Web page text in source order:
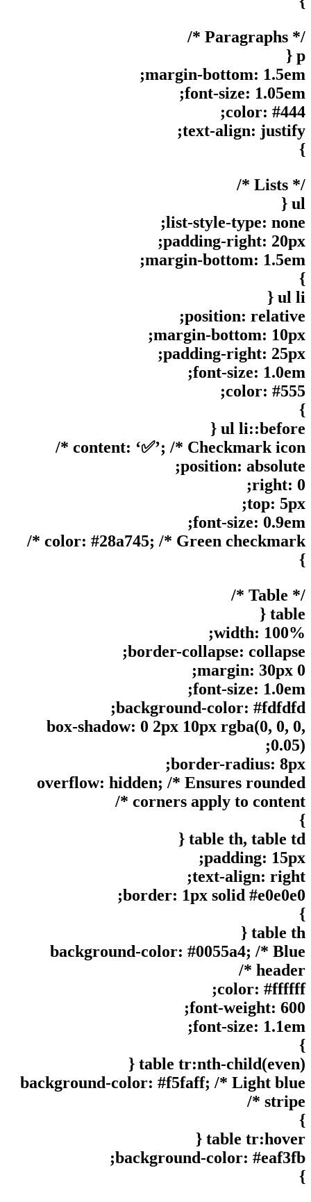
/* Paragraphs */
p {
margin-bottom: 1.5em;
font-size: 1.05em;
color: #444;
text-align: justify;
}
/* Lists */
ul {
list-style-type: none;
padding-right: 20px;
margin-bottom: 1.5em;
}
ul li {
position: relative;
margin-bottom: 10px;
padding-right: 25px;
font-size: 1.0em;
color: #555;
}
ul li::before {
content: ‘✅’; /* Checkmark icon */
position: absolute;
right: 0;
top: 5px;
font-size: 0.9em;
color: #28a745; /* Green checkmark */
}
/* Table */
table {
width: 100%;
border-collapse: collapse;
margin: 30px 0;
font-size: 1.0em;
background-color: #fdfdfd;
box-shadow: 0 2px 10px rgba(0, 0, 0,
0.05);
border-radius: 8px;
overflow: hidden; /* Ensures rounded
corners apply to content */
}
table th, table td {
padding: 15px;
text-align: right;
border: 1px solid #e0e0e0;
}
table th {
background-color: #0055a4; /* Blue
header */
color: #ffffff;
font-weight: 600;
font-size: 1.1em;
}
table tr:nth-child(even) {
background-color: #f5faff; /* Light blue
stripe */
}
table tr:hover {
background-color: #eaf3fb;
}